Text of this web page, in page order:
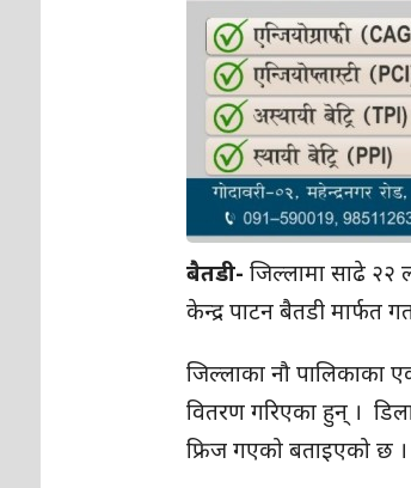
बैतडी- जिल्लामा साढे २२
केन्द्र पाटन बैतडी मार्फत
जिल्लाका नौ पालिकाका
वितरण गरिएका हुन् ।
फ्रिज गएको बताइएको छ ।